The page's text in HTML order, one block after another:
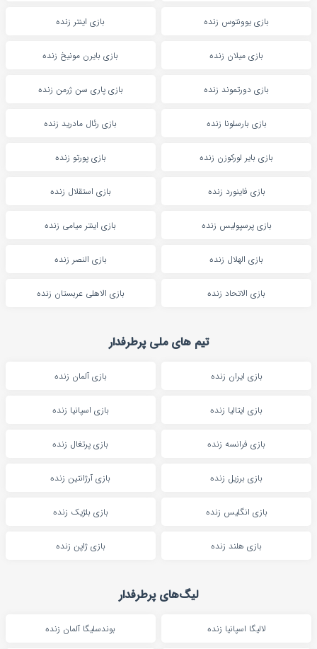
بازی یوونتوس زنده بازی اینتر زنده
بازی میلان زنده بازی بایرن مونیخ زنده
بازی دورتموند زنده بازی پاری سن ژرمن زنده
بازی بارسلونا زنده بازی رئال مادرید زنده
بازی بایر لورکوزن زنده بازی پورتو زنده
بازی فاینورد زنده بازی استقلال زنده
بازی پرسپولیس زنده بازی اینتر میامی زنده
بازی الهلال زنده بازی النصر زنده
بازی الاتحاد زنده بازی الاهلی عربستان زنده
تیم های ملی پرطرفدار
بازی ایران زنده بازی آلمان زنده
بازی ایتالیا زنده بازی اسپانیا زنده
بازی فرانسه زنده بازی پرتغال زنده
بازی برزیل زنده بازی آرژانتین زنده
بازی انگلیس زنده بازی بلژیک زنده
بازی هلند زنده بازی ژاپن زنده
لیگ‌های پرطرفدار
لالیگا اسپانیا زنده بوندسلیگا آلمان زنده